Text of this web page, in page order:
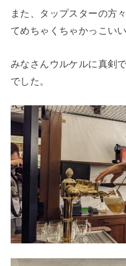
また、タップスターの方
てめちゃくちゃかっこい
みなさんウルケルに真剣
でした。